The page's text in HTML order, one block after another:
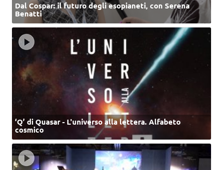
Dal Cospar: il futuro degli esopianeti, con Serena
Benatti
‘Q’ di Quasar - L'universo alla lettera. Alfabeto
cosmico